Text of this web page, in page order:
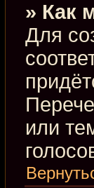
» Как
Для
или